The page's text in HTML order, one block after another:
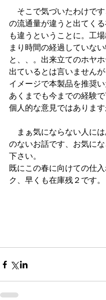
そこで気づいたわけで
の流通量が違うと出てく
も違うということに。工
まり時間の経過していな
と、、。出来立てのホヤ
出ているとは言いません
イメージで本製品を推奨い
あくまでも今までの経験
個人的な意見ではあります
まぁ気にならない人に
のないお話です、お気に
下さい。
既にこの春に向けての仕
ク、早くも在庫残２です。